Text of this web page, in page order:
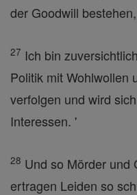
der Goodwill
27 Ich bin
Politik mit Wohlwollen
verfolgen und wird
Interessen. '
28 Und so Mörder und
ertragen Leiden so